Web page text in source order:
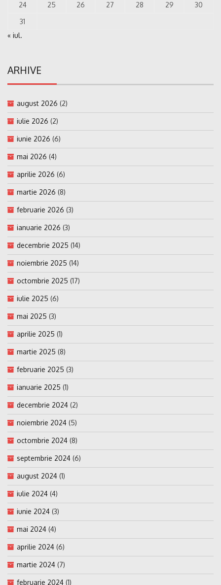
24
25 26 27 28 29
30
31
« iul.
ARHIVE
august 2026 (2)
iulie 2026 (2)
iunie 2026 (6)
mai 2026 (4)
aprilie 2026 (6)
martie 2026 (8)
februarie 2026 (3)
ianuarie 2026 (3)
decembrie 2025 (14)
noiembrie 2025 (14)
octombrie 2025 (17)
iulie 2025 (6)
mai 2025 (3)
aprilie 2025 (1)
martie 2025 (8)
februarie 2025 (3)
ianuarie 2025 (1)
decembrie 2024 (2)
noiembrie 2024 (5)
octombrie 2024 (8)
septembrie 2024 (6)
august 2024 (1)
iulie 2024 (4)
iunie 2024 (3)
mai 2024 (4)
aprilie 2024 (6)
martie 2024 (7)
februarie 2024 (1)